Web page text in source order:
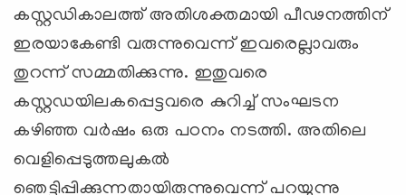
കസ്റ്റഡികാലത്ത് ‍അതിശക്തമായി പീഢനത്തിന്
ഇരയാകേണ്ടി വരുന്നുവെന്ന് ഇവരെല്ലാവരും
തുറന്ന് സമ്മതിക്കുന്നു. ഇതുവരെ
കസ്റ്റഡയിലകപ്പെട്ടവരെ കുറിച്ച് സംഘടന
കഴിഞ്ഞ വര്‍ഷം ഒരു പഠനം നടത്തി. അതിലെ
വെളിപ്പെടുത്തലുകല്‍
ഞെട്ടിപ്പിക്കുന്നതായിരുന്നുവെന്ന് പറയുന്നു